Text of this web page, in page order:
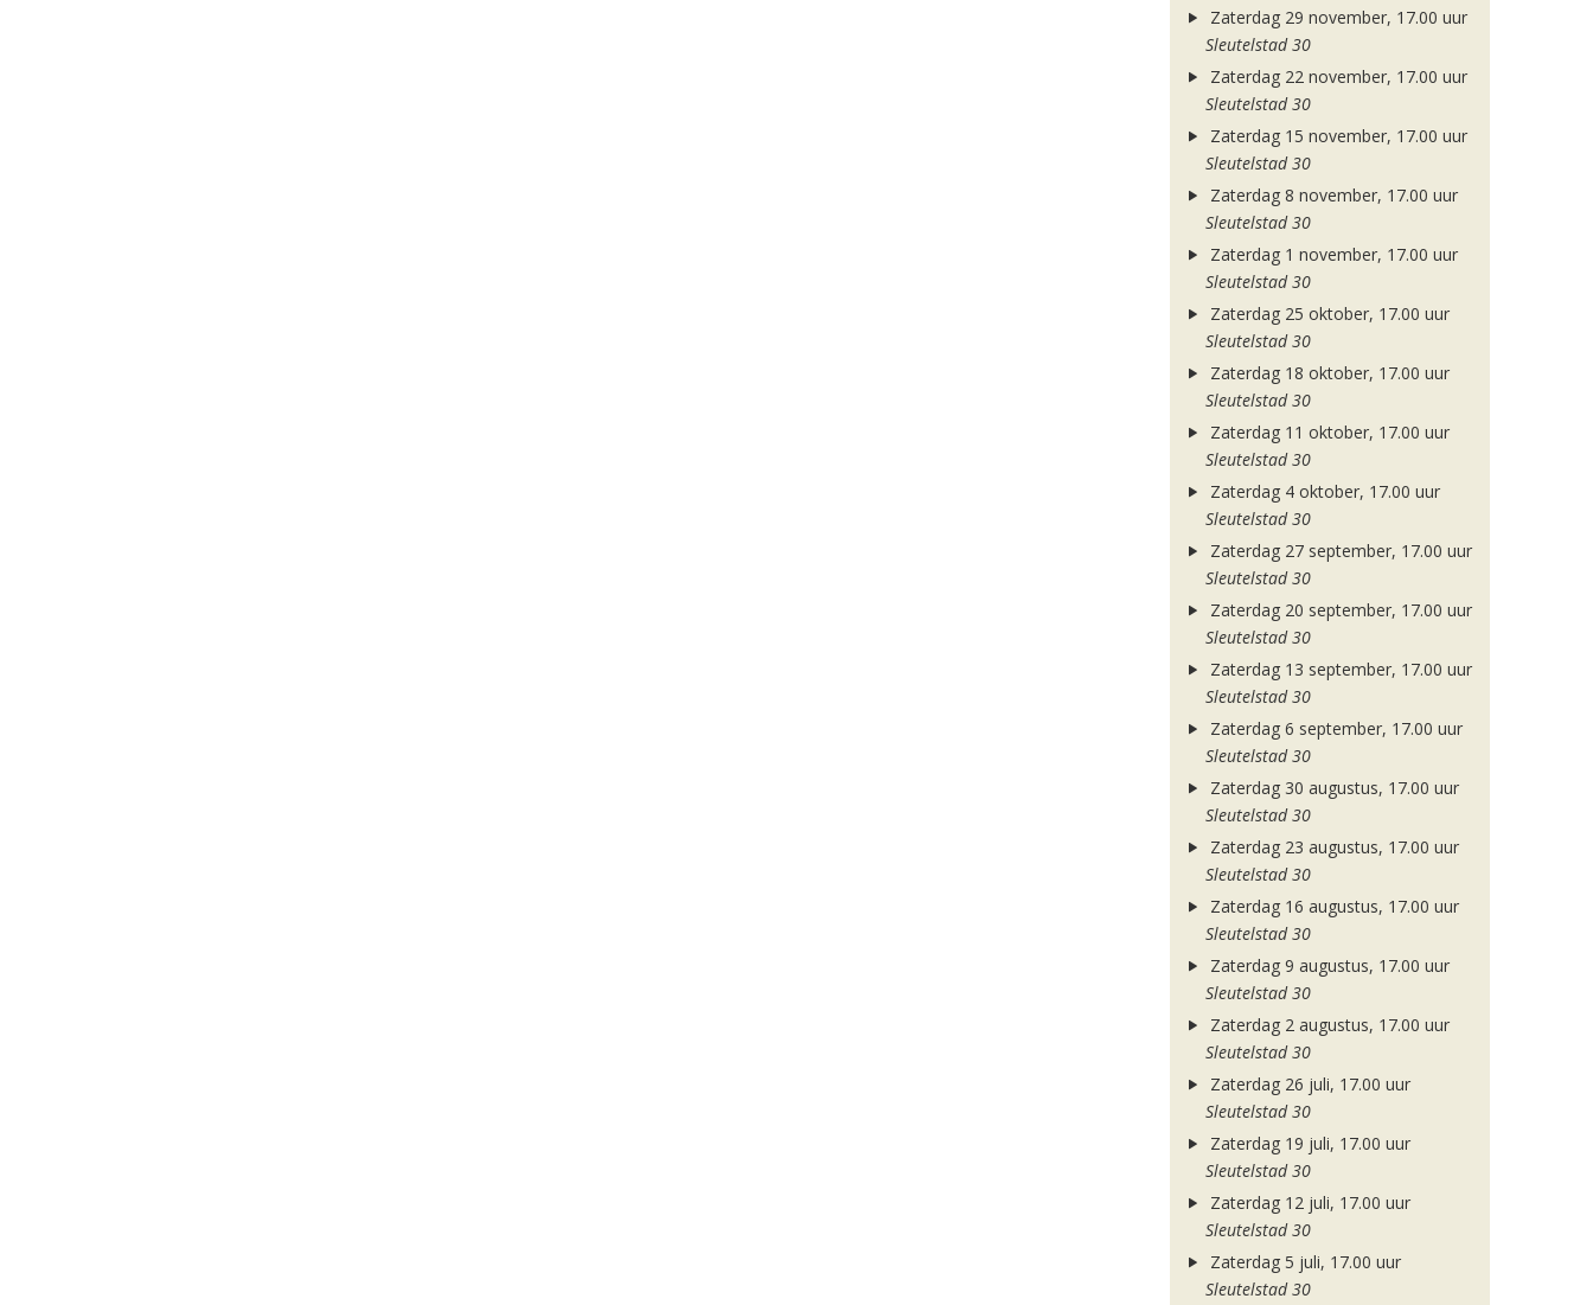
Zaterdag 29 november, 17.00 uur
Sleutelstad 30
Zaterdag 22 november, 17.00 uur
Sleutelstad 30
Zaterdag 15 november, 17.00 uur
Sleutelstad 30
Zaterdag 8 november, 17.00 uur
Sleutelstad 30
Zaterdag 1 november, 17.00 uur
Sleutelstad 30
Zaterdag 25 oktober, 17.00 uur
Sleutelstad 30
Zaterdag 18 oktober, 17.00 uur
Sleutelstad 30
Zaterdag 11 oktober, 17.00 uur
Sleutelstad 30
Zaterdag 4 oktober, 17.00 uur
Sleutelstad 30
Zaterdag 27 september, 17.00 uur
Sleutelstad 30
Zaterdag 20 september, 17.00 uur
Sleutelstad 30
Zaterdag 13 september, 17.00 uur
Sleutelstad 30
Zaterdag 6 september, 17.00 uur
Sleutelstad 30
Zaterdag 30 augustus, 17.00 uur
Sleutelstad 30
Zaterdag 23 augustus, 17.00 uur
Sleutelstad 30
Zaterdag 16 augustus, 17.00 uur
Sleutelstad 30
Zaterdag 9 augustus, 17.00 uur
Sleutelstad 30
Zaterdag 2 augustus, 17.00 uur
Sleutelstad 30
Zaterdag 26 juli, 17.00 uur
Sleutelstad 30
Zaterdag 19 juli, 17.00 uur
Sleutelstad 30
Zaterdag 12 juli, 17.00 uur
Sleutelstad 30
Zaterdag 5 juli, 17.00 uur
Sleutelstad 30